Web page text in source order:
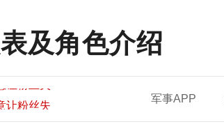
及角色介绍
粉丝失
让粉丝失
军事APP